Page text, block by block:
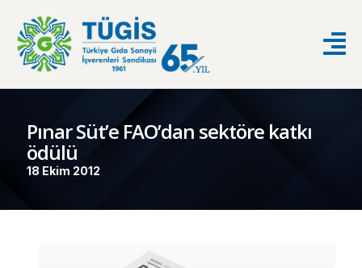
Pınar Süt’e FAO’dan sektöre katkı
ödülü
18 Ekim 2012